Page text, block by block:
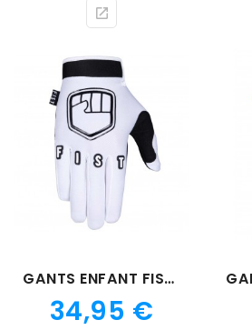
GANTS ENFANT FIST PANDA
Prix
34,95 €